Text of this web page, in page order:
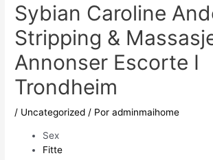
Sybian Caroline
Stripping &
Annonser Escorte I
Trondheim
/ Uncategorized / Poradminmaihome
Sex
Fitte